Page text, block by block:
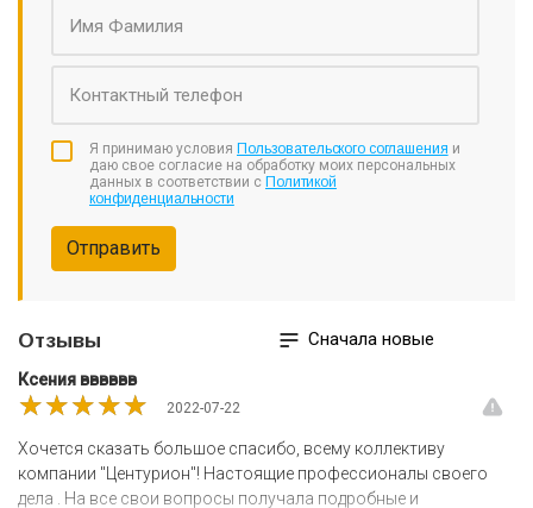
бесплатную первичную консультацию;
индивидуальный подход к каждой проблеме;
положительное решение суда.
нашей компании. Мы не предъявим Вам оплату
непредвиденных издержек или скрытых платежей. Оплата
услуг производится в конце процедуры, после решения суда в
Вашу пользу.
Я принимаю условия Пользовательского соглашения и
даю свое согласие на обработку моих персональных
данных в соответствии с Политикой
конфиденциальности
Отправить
Сначала новые
Отзывы
Ксения вввввв
2022-07-22
★★★★★
★★★★★
★★★★★
Хочется сказать большое спасибо, всему коллективу
компании "Центурион"! Настоящие профессионалы своего
дела . На все свои вопросы получала подробные и